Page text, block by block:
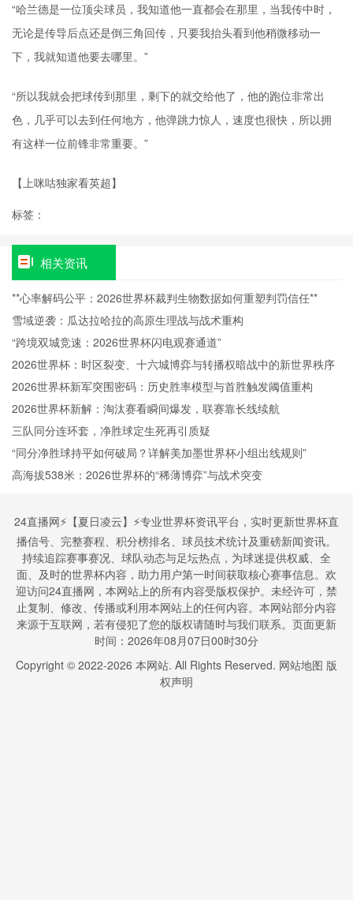
“哈兰德是一位顶尖球员，我知道他一直都会在那里，当我传中时，
无论是传导后点还是倒三角回传，只要我抬头看到他稍微移动一
下，我就知道他要去哪里。”
“所以我就会把球传到那里，剩下的就交给他了，他的跑位非常出
色，几乎可以去到任何地方，他弹跳力惊人，速度也很快，所以拥
有这样一位前锋非常重要。”
【上咪咕独家看英超】
标签：
相关资讯
**心率解码公平：2026世界杯裁判生物数据如何重塑判罚信任**
雪域逆袭：瓜达拉哈拉的高原生理战与战术重构
“跨境双城竞速：2026世界杯闪电观赛通道”
2026世界杯：时区裂变、十六城博弈与转播权暗战中的新世界秩序
2026世界杯新军突围密码：历史胜率模型与首胜触发阈值重构
2026世界杯新解：淘汰赛看瞬间爆发，联赛靠长线续航
三队同分连环套，净胜球定生死再引质疑
“同分净胜球持平如何破局？详解美加墨世界杯小组出线规则”
高海拔538米：2026世界杯的“稀薄博弈”与战术突变
24直播网⚡️【夏日凌云】⚡️专业世界杯资讯平台，实时更新世界杯直
播信号、完整赛程、积分榜排名、球员技术统计及重磅新闻资讯。
持续追踪赛事赛况、球队动态与足坛热点，为球迷提供权威、全
面、及时的世界杯内容，助力用户第一时间获取核心赛事信息。欢
迎访问24直播网，本网站上的所有内容受版权保护。未经许可，禁
止复制、修改、传播或利用本网站上的任何内容。本网站部分内容
来源于互联网，若有侵犯了您的版权请随时与我们联系。页面更新
时间：2026年08月07日00时30分
Copyright © 2022-2026 本网站. All Rights Reserved. 网站地图 版
权声明